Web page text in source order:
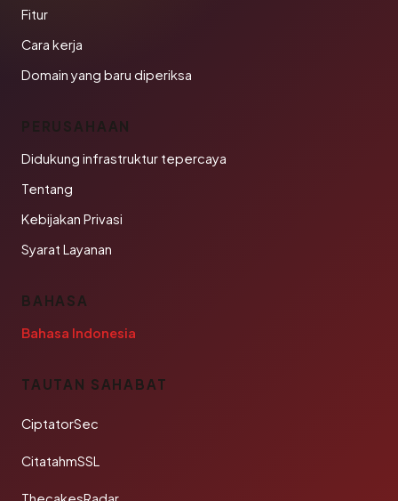
Fitur
Cara kerja
Domain yang baru diperiksa
PERUSAHAAN
Didukung infrastruktur tepercaya
Tentang
Kebijakan Privasi
Syarat Layanan
BAHASA
Bahasa Indonesia
TAUTAN SAHABAT
CiptatorSec
CitatahmSSL